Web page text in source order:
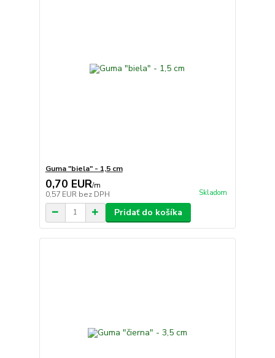
Guma "biela" - 1,5 cm
0,70 EUR/m
0,57 EUR bez DPH Skladom
Pridať do košíka